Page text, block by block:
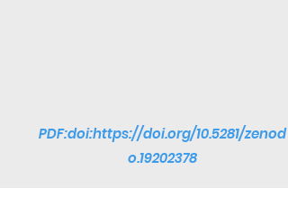
PDF:doi:https://doi.org/10.5281/zenod
o.19202378